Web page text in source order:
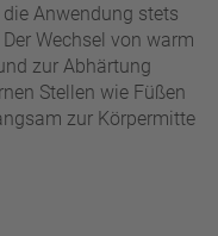
Anwendung stets
Wechsel von warm
zur Abhärtung
Stellen wie Füßen
zur Körpermitte